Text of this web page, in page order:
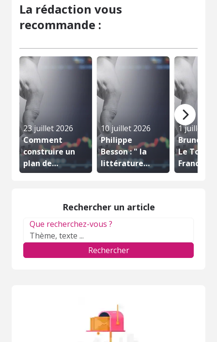
La rédaction vous
recommande :
23 juillet 2026
Comment
construire un
plan de
financement...
10 juillet 2026
Philippe
Besson : " la
littérature
prend appui...
1 juillet
Bruno
Le Tour
France
une...
Rechercher un article
Que recherchez-vous ?
Rechercher